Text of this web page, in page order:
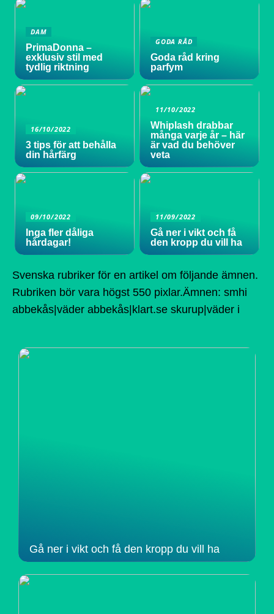
DAM
PrimaDonna –
exklusiv stil med
tydlig riktning
GODA RÅD
Goda råd kring
parfym
16/10/2022
3 tips för att behålla
din hårfärg
11/10/2022
Whiplash drabbar
många varje år – här
är vad du behöver
veta
09/10/2022
Inga fler dåliga
hårdagar!
11/09/2022
Gå ner i vikt och få
den kropp du vill ha
Svenska rubriker för en artikel om följande ämnen.
Rubriken bör vara högst 550 pixlar.Ämnen: smhi
abbekås|väder abbekås|klart.se skurup|väder i
Gå ner i vikt och få den kropp du vill ha